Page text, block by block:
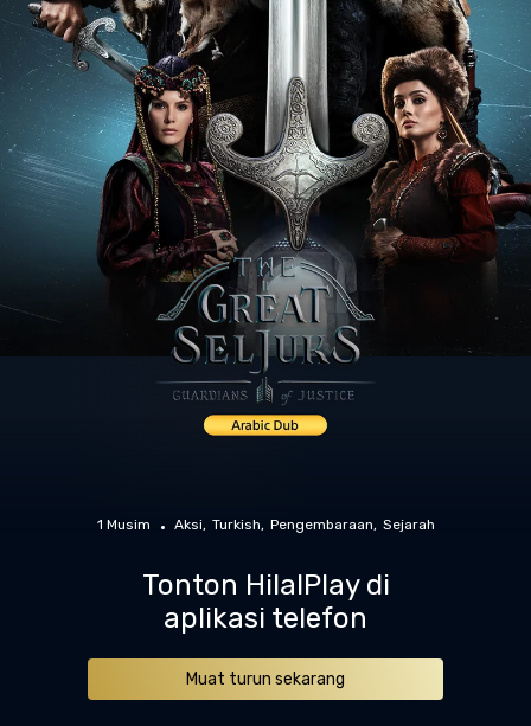
1 Musim Aksi Turkish Pengembaraan Sejarah
Tonton HilalPlay di
aplikasi telefon
Muat turun sekarang